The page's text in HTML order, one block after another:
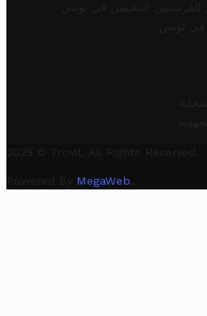
الفرنسيين المقيمين في تونس
في تونس
2025 © Trovit. All Rights Reserved.
Powered By MegaWeb